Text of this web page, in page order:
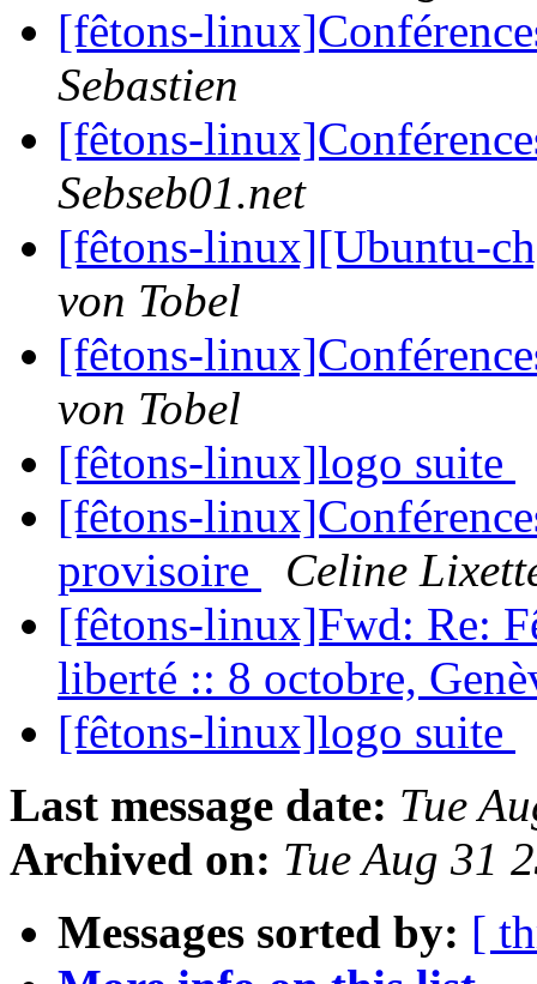
[fêtons-
Sebastien
[fêtons-
Sebseb01.net
[fêtons-linux][Ubuntu-
von Tobel
[fêtons-
von Tobel
[fêtons-linux]logo suite
[fêtons-
provisoire
Celine
[fêtons-linux]Fwd: Re:
liberté :: 8 octobre,
[fêtons-linux]logo suite
Last message date: Tue
Archived on: Tue Aug 31
Messages sorted by: [